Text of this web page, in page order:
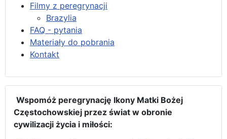
Filmy z peregrynacji
Brazylia
FAQ - pytania
Materiały do pobrania
Kontakt
Wspomóż peregrynację Ikony Matki Bożej
Częstochowskiej przez świat w obronie
cywilizacji życia i miłości: